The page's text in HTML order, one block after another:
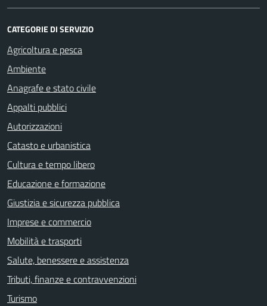
CATEGORIE DI SERVIZIO
Agricoltura e pesca
Ambiente
Anagrafe e stato civile
Appalti pubblici
Autorizzazioni
Catasto e urbanistica
Cultura e tempo libero
Educazione e formazione
Giustizia e sicurezza pubblica
Imprese e commercio
Mobilità e trasporti
Salute, benessere e assistenza
Tributi, finanze e contravvenzioni
Turismo